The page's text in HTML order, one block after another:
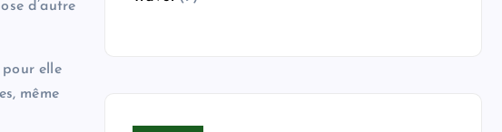
d’autre
pour elle
même